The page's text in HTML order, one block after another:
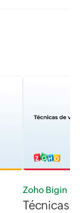
Zoho Bigin
Técnicas